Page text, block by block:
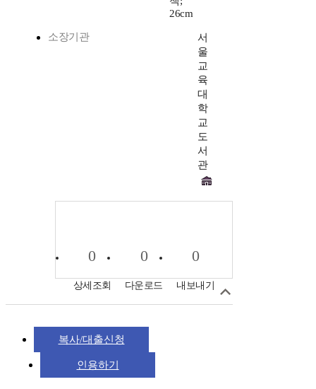
26cm
소장기관
서
울
교
육
대
학
교
도
서
관
0
상세조회
0
다운로드
0
내보내기
복사/대출신청
인용하기